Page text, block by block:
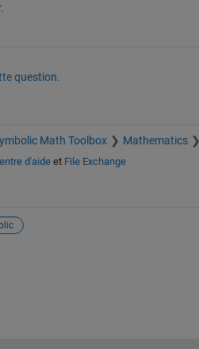
question.
Math Toolbox Mathematics
d'aideet File Exchange